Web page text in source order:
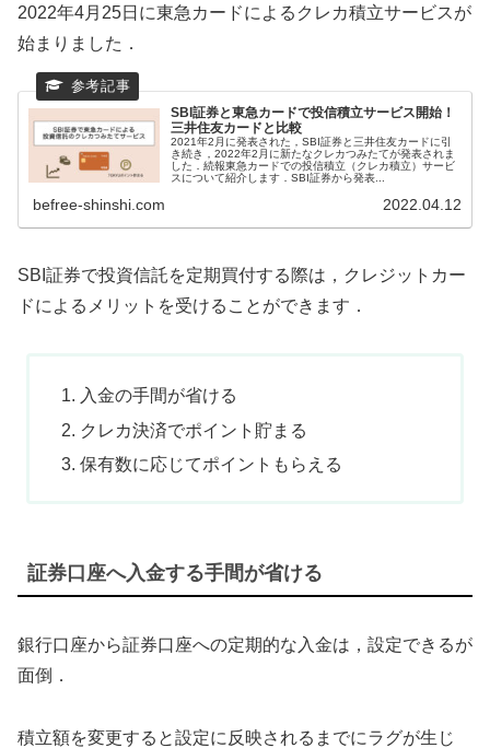
2022年4月25日に東急カードによるクレカ積立サービスが
始まりました．
SBI証券と東急カードで投信積立サービス開始！
三井住友カードと比較
2021年2月に発表された，SBI証券と三井住友カードに引
き続き，2022年2月に新たなクレカつみたてが発表されま
した．続報東急カードでの投信積立（クレカ積立）サービ
スについて紹介します．SBI証券から発表...
befree-shinshi.com 2022.04.12
SBI証券で投資信託を定期買付する際は，クレジットカー
ドによるメリットを受けることができます．
入金の手間が省ける
クレカ決済でポイント貯まる
保有数に応じてポイントもらえる
証券口座へ入金する手間が省ける
銀行口座から証券口座への定期的な入金は，設定できるが
面倒．
積立額を変更すると設定に反映されるまでにラグが生じ